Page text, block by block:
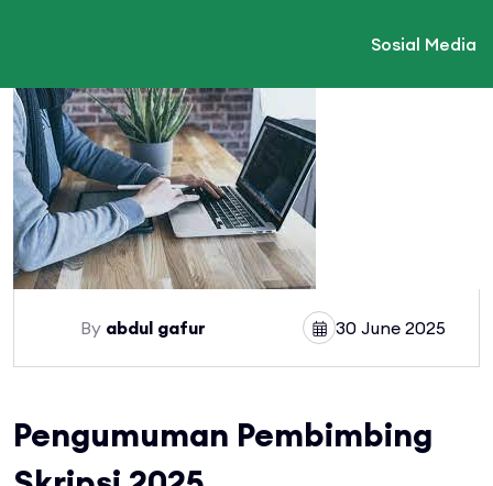
Sosial Media
By abdul gafur 30 June 2025
Pengumuman Pembimbing